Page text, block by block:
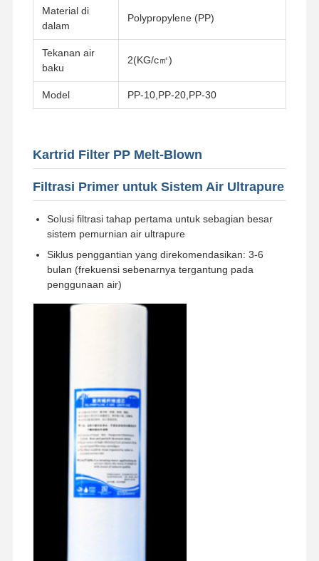
Rumah Produk
Tur Pabrik
Kontrol
Kualitas
Material di
dalam
Polypropylene (PP)
Tekanan air
baku
2(KG/c㎡)
Model PP-10,PP-20,PP-30
Kartrid Filter PP Melt-Blown
Filtrasi Primer untuk Sistem Air Ultrapure
Solusi filtrasi tahap pertama untuk sebagian besar
sistem pemurnian air ultrapure
Siklus penggantian yang direkomendasikan: 3-6
bulan (frekuensi sebenarnya tergantung pada
penggunaan air)